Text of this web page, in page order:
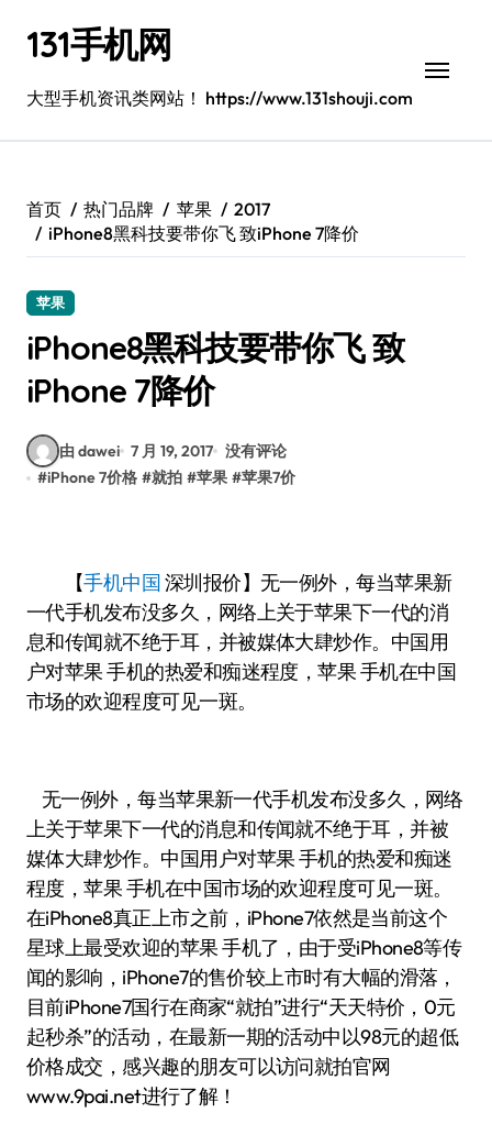
131手机网
大型手机资讯类网站！ https://www.131shouji.com
首页 热门品牌 苹果
2017
iPhone8黑科技要带你飞 致iPhone 7降价
苹果
iPhone8黑科技要带你飞 致
iPhone 7降价
由 dawei 7 月 19, 2017 没有评论
#iPhone 7价格 #就拍 #苹果 #苹果7价
【手机中国深圳报价】无一例外，每当苹果新
一代手机发布没多久，网络上关于苹果下一代的消
息和传闻就不绝于耳，并被媒体大肆炒作。中国用
户对苹果 手机的热爱和痴迷程度，苹果 手机在中国
市场的欢迎程度可见一斑。
无一例外，每当苹果新一代手机发布没多久，网络
上关于苹果下一代的消息和传闻就不绝于耳，并被
媒体大肆炒作。中国用户对苹果 手机的热爱和痴迷
程度，苹果 手机在中国市场的欢迎程度可见一斑。
在iPhone8真正上市之前，iPhone7依然是当前这个
星球上最受欢迎的苹果 手机了，由于受iPhone8等传
闻的影响，iPhone7的售价较上市时有大幅的滑落，
目前iPhone7国行在商家“就拍”进行“天天特价，0元
起秒杀”的活动，在最新一期的活动中以98元的超低
价格成交，感兴趣的朋友可以访问就拍官网
www.9pai.net进行了解！